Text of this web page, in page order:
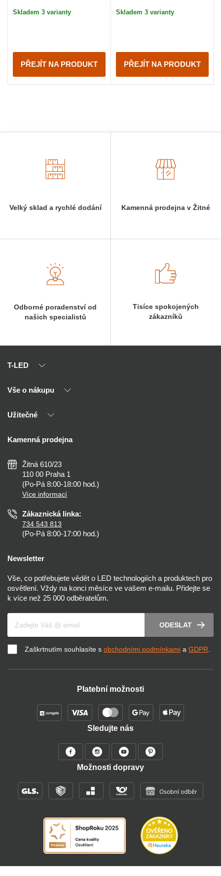
Skladem 3 varianty
PŘEJÍT NA PRODUKT
Skladem 3 varianty
PŘEJÍT NA PRODUKT
Velký sklad a rychlé dodání Kamenná prodejna v Žitné
Odborné poradenství od
našich specialistů
Tisíce spokojených
zákazníků
T-LED
O nás
Kontakty
Vše o nákupu
Výhody T-LED
Montáž
Nejčastější dotazy
Než koupíte
Osvětlení dle místnosti
Užitečné
Reklamace a vrácení
Zásady ochrany soukromí
Nastavení cookies
Prohlášení o přístupnosti
Kamenná prodejna
Žitná 610/23
110 00 Praha 1
(Po-Pá 8:00-18:00 hod.)
Více informací
Zákaznická linka:
734 543 813
(Po-Pá 8:00-17:00 hod.)
Newsletter
Vše, co potřebujete vědět o LED technologiích a produktech pro
osvětlení. Vždy na konci měsíce ve vašem e-mailu. Přidejte se
k více než 25 000 odběratelům.
ODESLAT
Zaškrtnutím souhlasíte s obchodními podmínkami a GDPR.
Platební možnosti
Sledujte nás
Možnosti dopravy